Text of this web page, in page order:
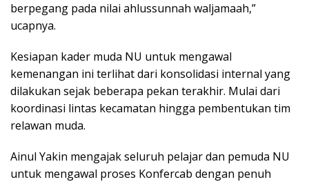
berpegang pada nilai ahlussunnah waljamaah,”
ucapnya.
Kesiapan kader muda NU untuk mengawal
kemenangan ini terlihat dari konsolidasi internal yang
dilakukan sejak beberapa pekan terakhir. Mulai dari
koordinasi lintas kecamatan hingga pembentukan tim
relawan muda.
Ainul Yakin mengajak seluruh pelajar dan pemuda NU
untuk mengawal proses Konfercab dengan penuh